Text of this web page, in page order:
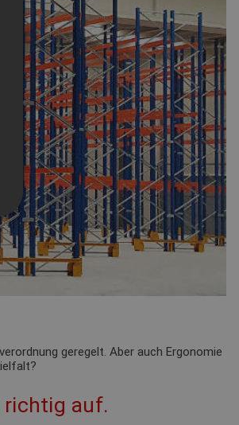
geregelt. Aber auch Ergonomie
richtig auf.